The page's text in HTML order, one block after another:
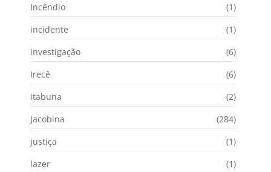
Incêndio
(1)
incidente
(1)
investigação
(6)
Irecê
(6)
itabuna
(2)
Jacobina
(284)
justiça
(1)
lazer
(1)